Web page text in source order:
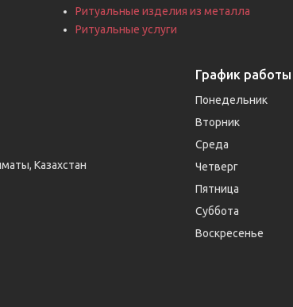
Ритуальные изделия из металла
Ритуальные услуги
Казахстан
График работы
Понедельник
Вторник
Среда
Четверг
Пятница
Суббота
Воскресенье